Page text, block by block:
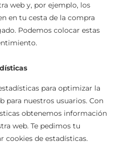
web y, por ejemplo, los
en tu cesta de la compra
Podemos colocar estas
para optimizar la
para nuestros usuarios. Con
obtenemos información
web. Te pedimos tu
cookies de estadísticas.